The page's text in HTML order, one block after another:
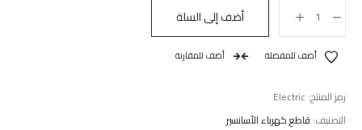
أضف إلى السلة
أضف للمفضلة أضف للمقارنة
رمز المنتج: Electric
التصنيف: قاطع كهرباء الأسانسير